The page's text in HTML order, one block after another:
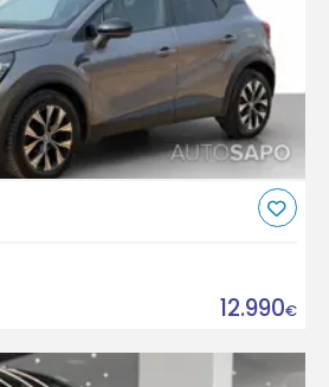
12.990€